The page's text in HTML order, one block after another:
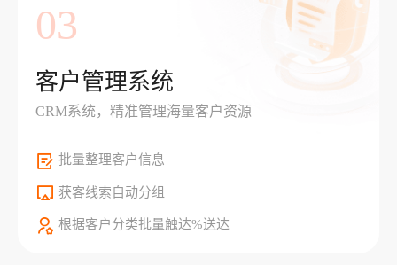
03
客户管理系统
CRM系统，精准管理海量客户资源
批量整理客户信息
获客线索自动分组
根据客户分类批量触达%送达